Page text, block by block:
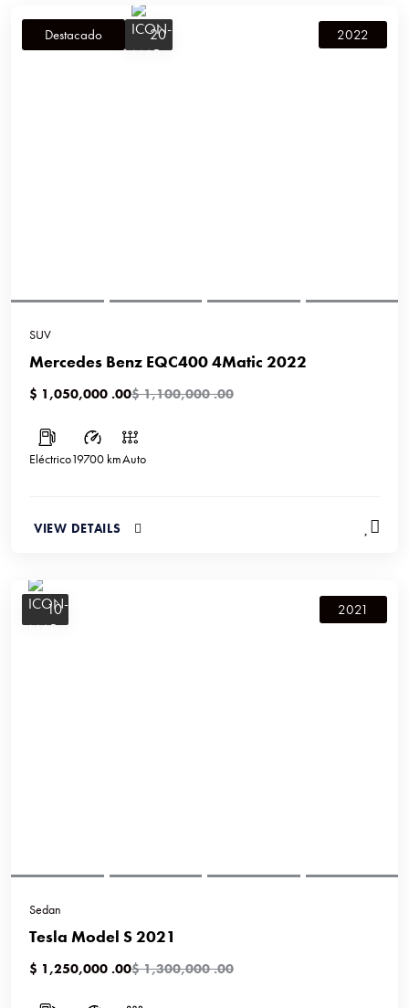
Destacado 20 2022
SUV
Mercedes Benz EQC400 4Matic 2022
$ 1,050,000 .00$ 1,100,000 .00
Eléctrico19700 kmAuto
VIEW DETAILS
10 2021
Sedan
Tesla Model S 2021
$ 1,250,000 .00$ 1,300,000 .00